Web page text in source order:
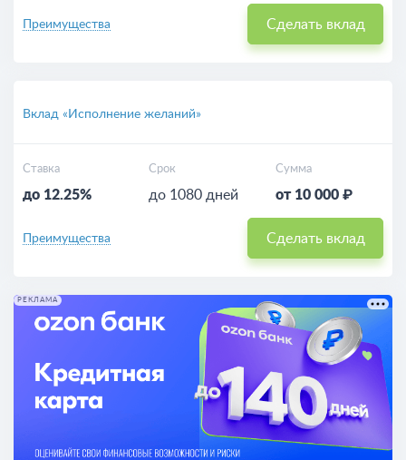
Преимущества Сделать вклад
Вклад «Исполнение желаний»
Ставка
до 12.25%
Срок
до 1080 дней
Сумма
от 10 000 ₽
Преимущества Сделать вклад
РЕКЛАМА